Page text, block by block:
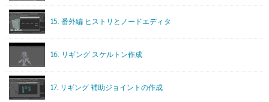
15. 番外編 ヒストリとノードエディタ
16. リギング スケルトン作成
17. リギング 補助ジョイントの作成